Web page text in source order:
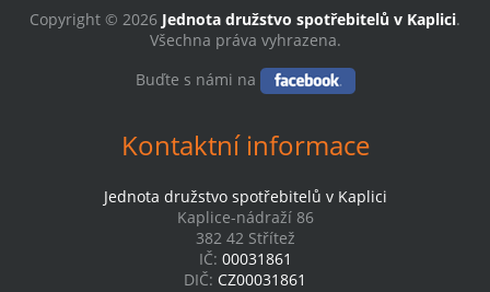
Copyright © 2026 Jednota družstvo spotřebitelů v Kaplici.
Všechna práva vyhrazena.
Buďte s námi na
Kontaktní informace
Jednota družstvo spotřebitelů v Kaplici
Kaplice-nádraží 86
382 42 Střítež
IČ: 00031861
DIČ: CZ00031861